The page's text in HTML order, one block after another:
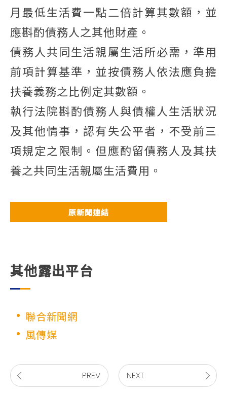
月最低生活費一點二倍計算其數額，並
應斟酌債務人之其他財產。
債務人共同生活親屬生活所必需，準用
前項計算基準，並按債務人依法應負擔
扶養義務之比例定其數額。
執行法院斟酌債務人與債權人生活狀況
及其他情事，認有失公平者，不受前三
項規定之限制。但應酌留債務人及其扶
養之共同生活親屬生活費用。
原新聞連結
其他露出平台
聯合新聞網
風傳媒
PREV NEXT